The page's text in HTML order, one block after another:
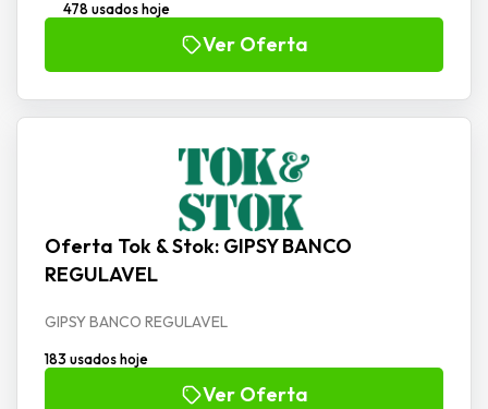
478 usados hoje
Ver Oferta
Oferta Tok & Stok: GIPSY BANCO
REGULAVEL
GIPSY BANCO REGULAVEL
183 usados hoje
Ver Oferta